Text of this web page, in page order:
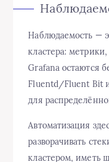
Наблюдаемость —
кластера:
Grafana остаются
Fluentd/Fluent Bit
для
Автоматизация
разворачивать
кластером, иметь